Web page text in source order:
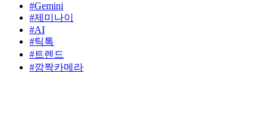
#Gemini
#제미나이
#AI
#틱톡
#트렌드
#깜짝카메라